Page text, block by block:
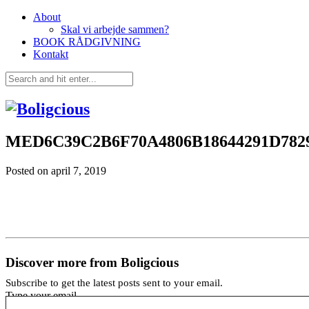
About
Skal vi arbejde sammen?
BOOK RÅDGIVNING
Kontakt
Posted on april 7, 2019
Discover more from Boligcious
Subscribe to get the latest posts sent to your email.
Type your email…